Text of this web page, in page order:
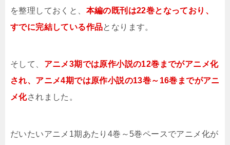
を整理しておくと、 本編の既刊は22巻となっており、
すでに完結している作品となります。
そして、 アニメ3期では原作小説の12巻までがアニメ化
され、アニメ4期では原作小説の13巻～16巻までがアニ
メ化されました。
だいたいアニメ1期あたり4巻～5巻ペースでアニメ化が